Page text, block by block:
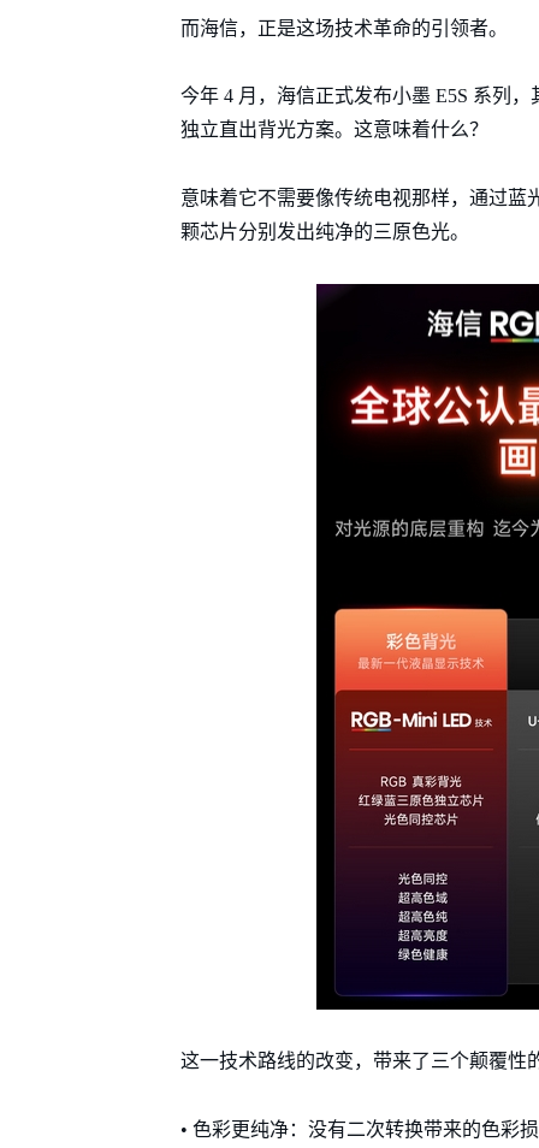
而海信，正是这场技术革命的引领者。
今年 4 月，海信正式发布小墨 E5S 系列
独立直出背光方案。这意味着什么？
意味着它不需要像传统电视那样，通过蓝
颗芯片分别发出纯净的三原色光。
这一技术路线的改变，带来了三个颠覆性
• 色彩更纯净：没有二次转换带来的色彩